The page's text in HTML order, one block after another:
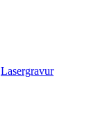
Lasergravur